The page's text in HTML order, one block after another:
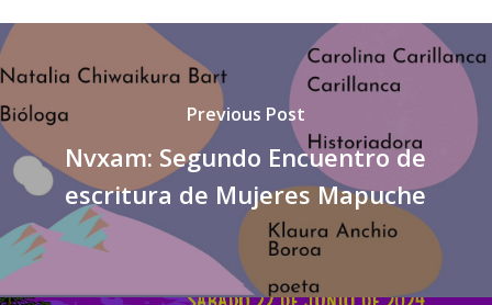
Previous Post
Nvxam: Segundo Encuentro de
escritura de Mujeres Mapuche